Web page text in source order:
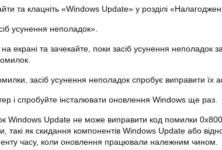
та клацніть «Windows Update» у розділі
усунення неполадок».
на екрані та зачекайте, поки засіб усунення неполадок
засіб усунення неполадок спробує виправити їх
і спробуйте інсталювати оновлення Windows ще раз.
Windows Update не може виправити код помилки
такі як скидання компонентів Windows Update або
часу, коли оновлення працювали належним чином.